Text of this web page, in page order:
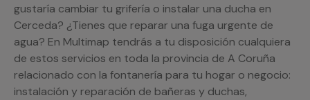
gustaría cambiar tu grifería o instalar una ducha en
Cerceda? ¿Tienes que reparar una fuga urgente de
agua? En Multimap tendrás a tu disposición cualquiera
de estos servicios en toda la provincia de A Coruña
relacionado con la fontanería para tu hogar o negocio:
instalación y reparación de bañeras y duchas,